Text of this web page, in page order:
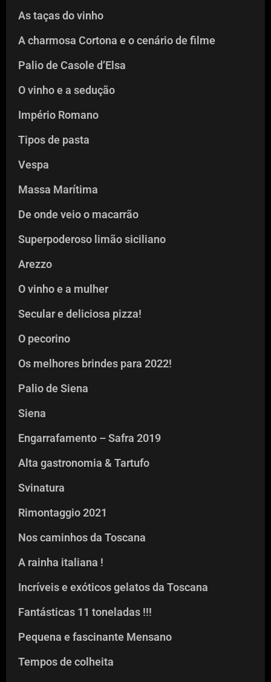
As taças do vinho
A charmosa Cortona e o cenário de filme
Palio de Casole d’Elsa
O vinho e a sedução
Império Romano
Tipos de pasta
Vespa
Massa Marítima
De onde veio o macarrão
Superpoderoso limão siciliano
Arezzo
O vinho e a mulher
Secular e deliciosa pizza!
O pecorino
Os melhores brindes para 2022!
Palio de Siena
Siena
Engarrafamento – Safra 2019
Alta gastronomia & Tartufo
Svinatura
Rimontaggio 2021
Nos caminhos da Toscana
A rainha italiana !
Incríveis e exóticos gelatos da Toscana
Fantásticas 11 toneladas !!!
Pequena e fascinante Mensano
Tempos de colheita